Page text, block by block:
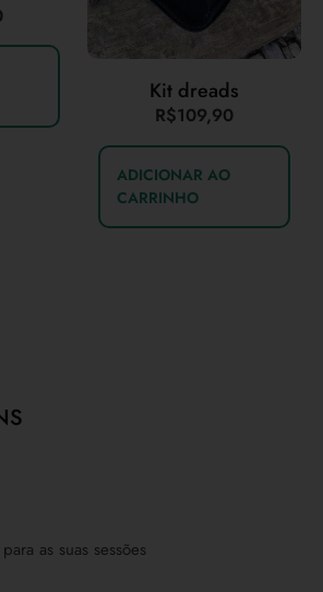
Kit dreads
R$109,90
ADICIONAR AO
CARRINHO
as suas sessões